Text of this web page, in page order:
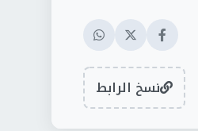
نسخ الرابط